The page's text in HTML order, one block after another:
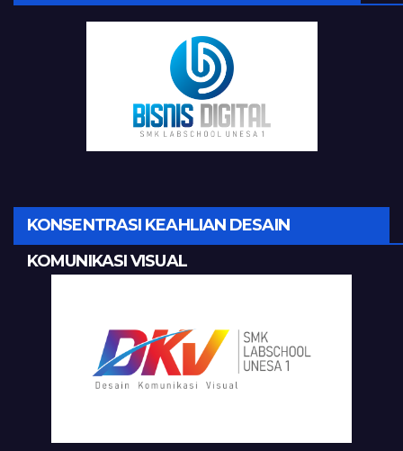
KONSENTRASI KEAHLIAN DESAIN
KOMUNIKASI VISUAL